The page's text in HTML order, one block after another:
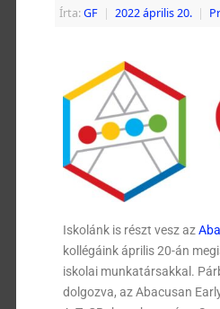
Írta:GF | 2022 április 20. |
Iskolánk is részt vesz az
kollégáink április 20-án
iskolai munkatársakkal.
dolgozva, az Abacusan